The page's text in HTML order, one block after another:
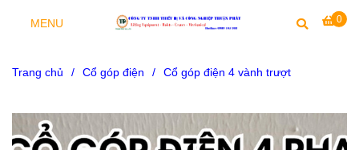
0
MENU
Trang chủ / Cổ góp điện / Cổ góp điện 4 vành trượt